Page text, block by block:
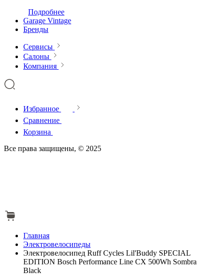
Подробнее
Garage Vintage
Бренды
Сервисы
Салоны
Компания
Избранное
Сравнение
Корзина
Все права защищены, © 2025
Главная
Электровелосипеды
Электровелосипед Ruff Cycles Lil'Buddy SPECIAL
EDITION Bosch Performance Line CX 500Wh Sombra
Black